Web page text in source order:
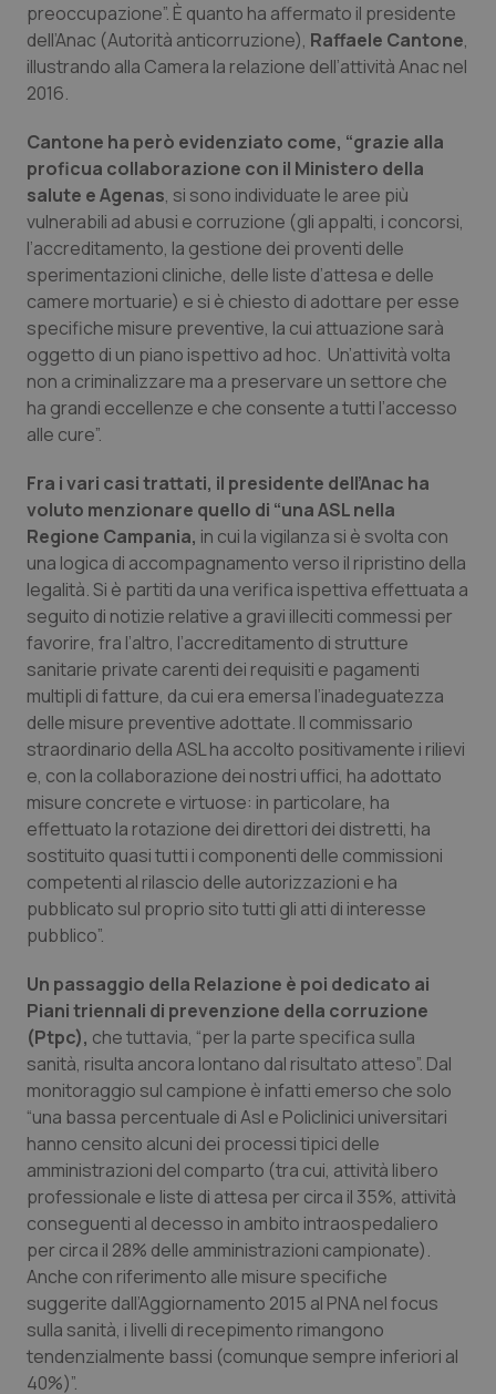
Emilia-Romagna
Friuli Venezia Giulia
Lazio
Liguria
Lombardia
Marche
Molise
Piemonte
Provincia Autonoma di Bolzano
Provincia Autonoma di Trento
Puglia
Sardegna
Sicilia
Toscana
Umbria
Valle D’Aosta
Colesterolo & coronaropatie
Dermatite Atopica
Diabete & glucometri
Disturbi dell’umore
Dolore
Donna & Salute
Epatiti
HIV
Infezioni & Febbre
Ipertensione & Scompenso
Malattie rare
Malattia di Crohn & Rettocolite Ulcerosa
Neuroscienze & patologie neurodegenerative
Obesità
Oftalmologia
Oncodermatologia
Oncologia & Nutrizione
Psoriasi & pelle
Quotidiano Cardiologia
Quotidiano Chirurgia
Quotidiano Oncologia
Quotidiano Pediatria
Rene & patologie urogenitali
preoccupazione”. È quanto ha affermato il presidente
dell’Anac (Autorità anticorruzione), Raffaele Cantone,
illustrando alla Camera la relazione dell’attività Anac nel
2016.
Cantone ha però evidenziato come, “grazie alla
proficua collaborazione con il Ministero della
salute e Agenas, si sono individuate le aree più
vulnerabili ad abusi e corruzione (gli appalti, i concorsi,
l’accreditamento, la gestione dei proventi delle
sperimentazioni cliniche, delle liste d’attesa e delle
camere mortuarie) e si è chiesto di adottare per esse
specifiche misure preventive, la cui attuazione sarà
oggetto di un piano ispettivo ad hoc. Un’attività volta
non a criminalizzare ma a preservare un settore che
ha grandi eccellenze e che consente a tutti l’accesso
alle cure”.
Fra i vari casi trattati, il presidente dell’Anac ha
voluto menzionare quello di “una ASL nella
Regione Campania, in cui la vigilanza si è svolta con
una logica di accompagnamento verso il ripristino della
legalità. Si è partiti da una verifica ispettiva effettuata a
seguito di notizie relative a gravi illeciti commessi per
favorire, fra l’altro, l’accreditamento di strutture
sanitarie private carenti dei requisiti e pagamenti
multipli di fatture, da cui era emersa l’inadeguatezza
delle misure preventive adottate. Il commissario
straordinario della ASL ha accolto positivamente i rilievi
e, con la collaborazione dei nostri uffici, ha adottato
misure concrete e virtuose: in particolare, ha
effettuato la rotazione dei direttori dei distretti, ha
sostituito quasi tutti i componenti delle commissioni
competenti al rilascio delle autorizzazioni e ha
pubblicato sul proprio sito tutti gli atti di interesse
pubblico”.
Un passaggio della Relazione è poi dedicato ai
Piani triennali di prevenzione della corruzione
(Ptpc), che tuttavia, “per la parte specifica sulla
sanità, risulta ancora lontano dal risultato atteso”. Dal
monitoraggio sul campione è infatti emerso che solo
“una bassa percentuale di Asl e Policlinici universitari
hanno censito alcuni dei processi tipici delle
amministrazioni del comparto (tra cui, attività libero
professionale e liste di attesa per circa il 35%, attività
conseguenti al decesso in ambito intraospedaliero
per circa il 28% delle amministrazioni campionate).
Anche con riferimento alle misure specifiche
suggerite dall’Aggiornamento 2015 al PNA nel focus
sulla sanità, i livelli di recepimento rimangono
tendenzialmente bassi (comunque sempre inferiori al
40%)”.